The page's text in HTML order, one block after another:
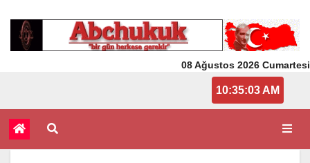
08 Ağustos 2026 Cumartesi
10:35:03 AM